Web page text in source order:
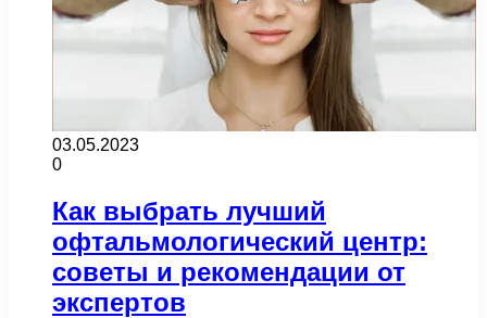
03.05.2023
0
Как выбрать лучший
офтальмологический центр:
советы и рекомендации от
экспертов